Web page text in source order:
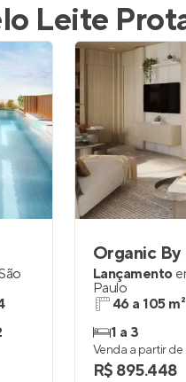
Leite
Organic
Lançamento
Paulo
46 a 105 m²
1 a 3
Venda a partir de
R$ 895.448